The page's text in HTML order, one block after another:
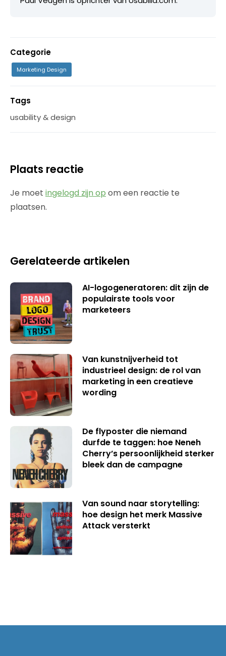
Categorie
Marketing Design
Tags
usability & design
Plaats reactie
Je moet ingelogd zijn op om een reactie te
plaatsen.
Gerelateerde artikelen
AI-logogeneratoren: dit zijn de
populairste tools voor
marketeers
Van kunstnijverheid tot
industrieel design: de rol van
marketing in een creatieve
wording
De flyposter die niemand
durfde te taggen: hoe Neneh
Cherry’s persoonlijkheid sterker
bleek dan de campagne
Van sound naar storytelling:
hoe design het merk Massive
Attack versterkt